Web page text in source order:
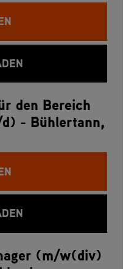
den Bereich
- Bühlertann,
(m/w(div)